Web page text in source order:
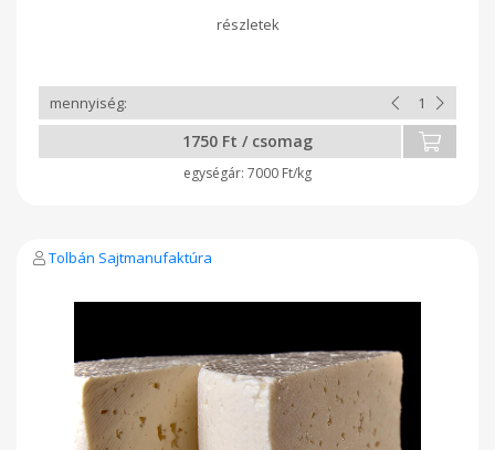
grillezhető. 200-250 grammos kiszerelésben kapható, vákuum
csomagolva. Eltarthatóságát bontatlanul 12 napig szavatoljuk.
1750 Ft / csomag
7000 Ft/kg
Tolbán Sajtmanufaktúra